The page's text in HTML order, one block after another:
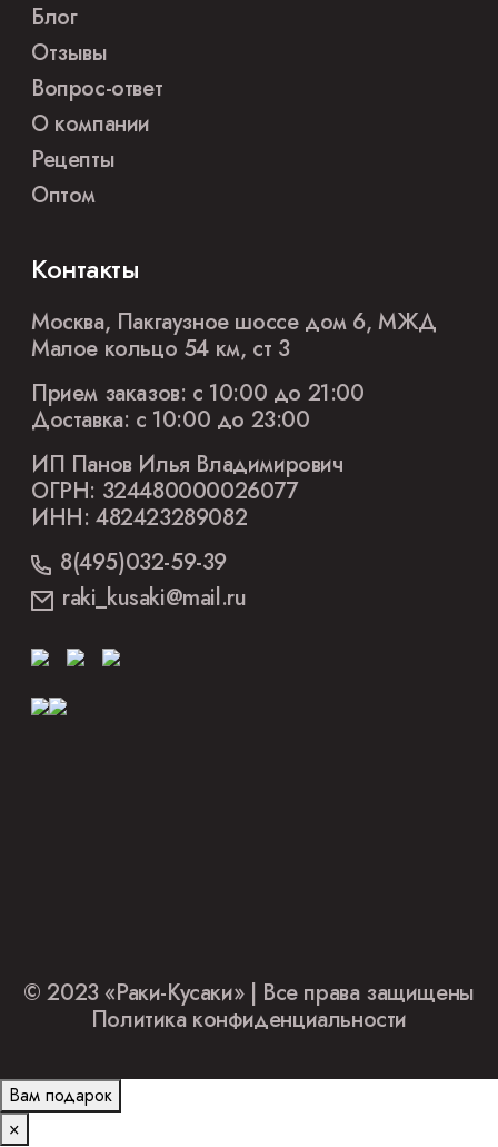
Блог
Отзывы
Вопрос-ответ
О компании
Рецепты
Оптом
Контакты
Москва, Пакгаузное шоссе дом 6, МЖД
Малое кольцо 54 км, ст 3
Прием заказов: с 10:00 до 21:00
Доставка: с 10:00 до 23:00
ИП Панов Илья Владимирович
ОГРН: 324480000026077
ИНН: 482423289082
8(495)032-59-39
raki_kusaki@mail.ru
© 2023 «Раки-Кусаки» | Все права защищены
Политика конфиденциальности
Вам подарок
×